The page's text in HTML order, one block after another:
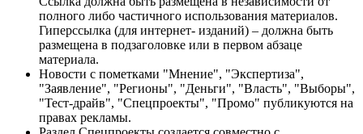
полного либо частичного использования материалов.
Гиперссылка (для интернет- изданий) – должна быть
размещена в подзаголовке или в первом абзаце
материала.
Новости с пометками "Мнение", "Экспертиза",
"Заявление", "Регионы", "Деньги", "Власть", "Выборы",
"Тест-драйв", "Спецпроекты", "Промо" публикуются на
правах рекламы.